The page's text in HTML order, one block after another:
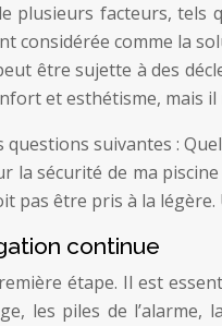
plusieurs facteurs,
comme la
être sujette à des
et esthétisme,
suivantes :
sécurité de ma
être pris à la
continue
étape. Il est
les piles de